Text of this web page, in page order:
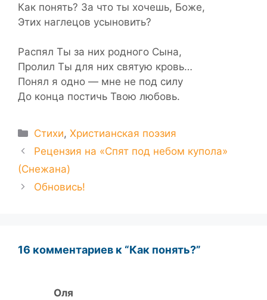
Как понять? За что ты хочешь, Боже,
Этих наглецов усыновить?
Распял Ты за них родного Сына,
Пролил Ты для них святую кровь…
Понял я одно — мне не под силу
До конца постичь Твою любовь.
Рубрики
Стихи,Христианская поэзия
Рецензия на «Cпят под небом купола»
(Снежана)
Обновись!
16 комментариев к “Как понять?”
Оля